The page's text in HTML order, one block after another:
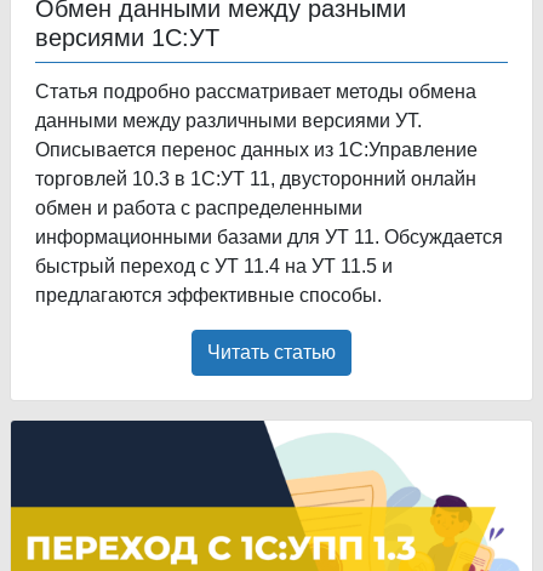
Обмен данными между разными
версиями 1С:УТ
Статья подробно рассматривает методы обмена
данными между различными версиями УТ.
Описывается перенос данных из 1С:Управление
торговлей 10.3 в 1С:УТ 11, двусторонний онлайн
обмен и работа с распределенными
информационными базами для УТ 11. Обсуждается
быстрый переход с УТ 11.4 на УТ 11.5 и
предлагаются эффективные способы.
Читать статью